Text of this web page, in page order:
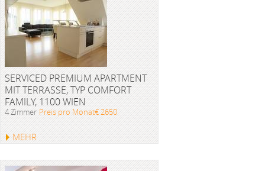
SERVICED PREMIUM APARTMENT
MIT TERRASSE, TYP COMFORT
FAMILY, 1100 WIEN
4 Zimmer Preis pro Monat€ 2650
MEHR